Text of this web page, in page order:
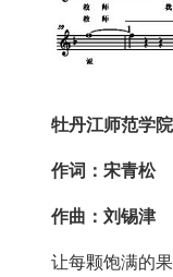
牡丹江师范学
作词：宋青松
作曲：刘锡津
让每颗饱满的